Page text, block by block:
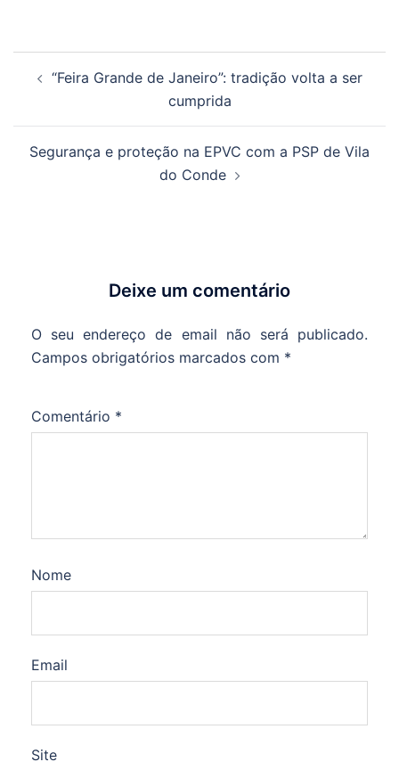
de
“Feira Grande de Janeiro”: tradição volta a ser
cumprida
Segurança e proteção na EPVC com a PSP de Vila
do Conde
Deixe um comentário
O seu endereço de email não será publicado.
Campos obrigatórios marcados com *
Comentário *
Nome
Email
Site